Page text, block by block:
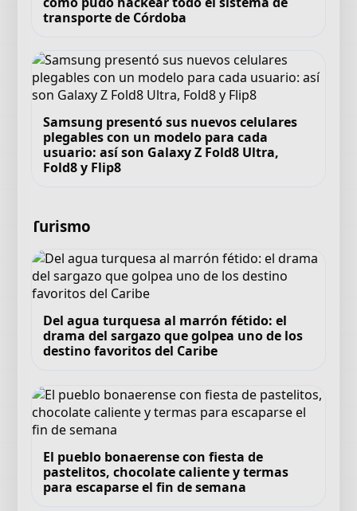
transporte de Córdoba
Samsung presentó sus nuevos celulares
plegables con un modelo para cada
usuario: así son Galaxy Z Fold8 Ultra,
Fold8 y Flip8
Turismo
Del agua turquesa al marrón fétido: el
drama del sargazo que golpea uno de los
destino favoritos del Caribe
El pueblo bonaerense con fiesta de
pastelitos, chocolate caliente y termas
para escaparse el fin de semana